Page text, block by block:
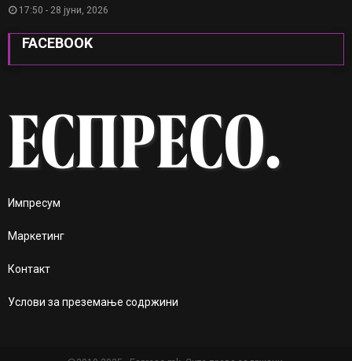
17:50 - 28 јуни, 2026
FACEBOOK
Импресум
Маркетинг
Контакт
Услови за преземање содржини